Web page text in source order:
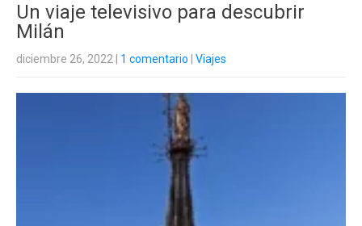
Un viaje televisivo para descubrir
Milán
diciembre 26, 2022 1 comentario Viajes